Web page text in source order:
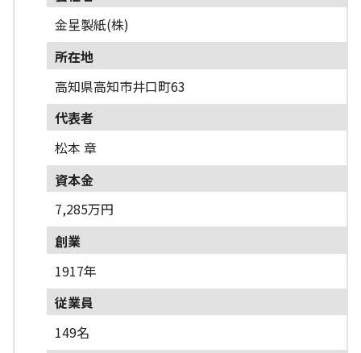
金星製紙(株)
所在地
高知県高知市井口町63
代表者
松本 章
資本金
7,285万円
創業
1917年
従業員
149名